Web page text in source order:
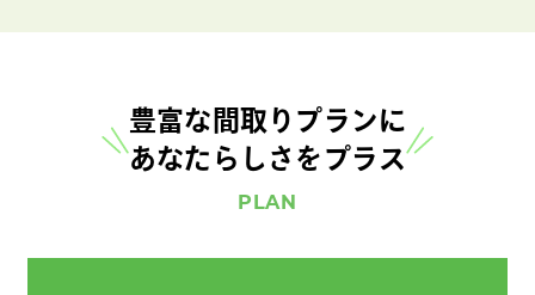
豊富な間取りプランに
あなたらしさをプラス
PLAN